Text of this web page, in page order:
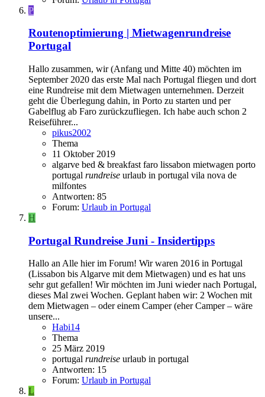
P
Routenoptimierung | Mietwagenrundreise
Portugal
Hallo zusammen, wir (Anfang und Mitte 40) möchten im
September 2020 das erste Mal nach Portugal fliegen und dort
eine Rundreise mit dem Mietwagen unternehmen. Derzeit
geht die Überlegung dahin, in Porto zu starten und per
Gabelflug ab Faro zurückzufliegen. Ich habe auch schon 2
Reiseführer...
pikus2002
Thema
11 Oktober 2019
algarve bed & breakfast faro lissabon mietwagen porto
portugal rundreise urlaub in portugal vila nova de
milfontes
Antworten: 85
Forum: Urlaub in Portugal
H
Portugal Rundreise Juni - Insidertipps
Hallo an Alle hier im Forum! Wir waren 2016 in Portugal
(Lissabon bis Algarve mit dem Mietwagen) und es hat uns
sehr gut gefallen! Wir möchten im Juni wieder nach Portugal,
dieses Mal zwei Wochen. Geplant haben wir: 2 Wochen mit
dem Mietwagen – oder einem Camper (eher Camper – wäre
unsere...
Habi14
Thema
25 März 2019
portugal rundreise urlaub in portugal
Antworten: 15
Forum: Urlaub in Portugal
L